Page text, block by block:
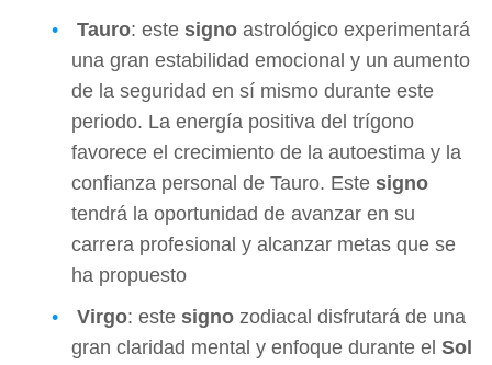
Tauro: este signo astrológico experimentará
una gran estabilidad emocional y un aumento
de la seguridad en sí mismo durante este
periodo. La energía positiva del trígono
favorece el crecimiento de la autoestima y la
confianza personal de Tauro. Este signo
tendrá la oportunidad de avanzar en su
carrera profesional y alcanzar metas que se
ha propuesto
Virgo: este signo zodiacal disfrutará de una
gran claridad mental y enfoque durante el Sol